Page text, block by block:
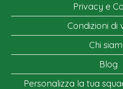
Privacy e
Condizioni di
Chi
Blog
Personalizza la tua